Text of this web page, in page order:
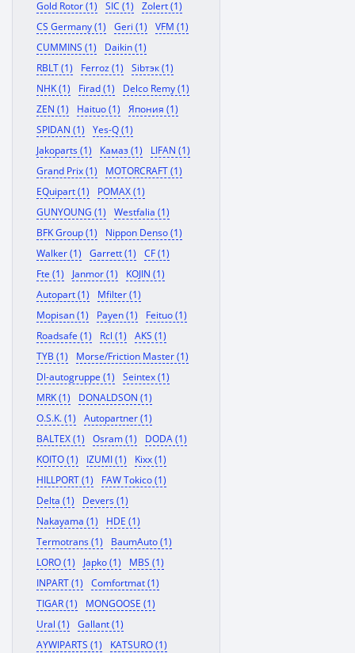
Gold Rotor (1)
SIC (1)
Zolert (1)
CS Germany (1)
Geri (1)
VFM (1)
CUMMINS (1)
Daikin (1)
RBLT (1)
Ferroz (1)
Sibтэк (1)
NHK (1)
Firad (1)
Delco Remy (1)
ZEN (1)
Haituo (1)
Япония (1)
SPIDAN (1)
Yes-Q (1)
Jakoparts (1)
Камаз (1)
LIFAN (1)
Grand Prix (1)
MOTORCRAFT (1)
EQuipart (1)
POMAX (1)
GUNYOUNG (1)
Westfalia (1)
BFK Group (1)
Nippon Denso (1)
Walker (1)
Garrett (1)
CF (1)
Fte (1)
Janmor (1)
KOJIN (1)
Autopart (1)
Mfilter (1)
Mopisan (1)
Payen (1)
Feituo (1)
Roadsafe (1)
Rcl (1)
AKS (1)
TYB (1)
Morse/Friction Master (1)
Dl-autogruppe (1)
Seintex (1)
MRK (1)
DONALDSON (1)
O.S.K. (1)
Autopartner (1)
BALTEX (1)
Osram (1)
DODA (1)
KOITO (1)
IZUMI (1)
Kixx (1)
HILLPORT (1)
FAW Tokico (1)
Delta (1)
Devers (1)
Nakayama (1)
HDE (1)
Termotrans (1)
BaumAuto (1)
LORO (1)
Japko (1)
MBS (1)
INPART (1)
Comfortmat (1)
TIGAR (1)
MONGOOSE (1)
Ural (1)
Gallant (1)
AYWIPARTS (1)
KATSURO (1)